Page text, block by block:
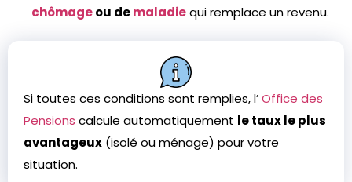
chômageou demaladiequi remplace un revenu.
Si toutes ces conditions sont remplies, l’Office des
Pensions calcule automatiquement le taux le plus
avantageux (isolé ou ménage) pour votre
situation.